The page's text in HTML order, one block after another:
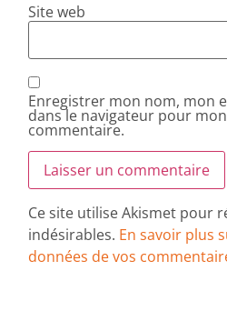
Site web
Enregistrer mon nom, mon
dans le navigateur pour
commentaire.
Ce site utilise Akismet pour
indésirables. En savoir plus
données de vos